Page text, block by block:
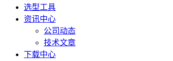
选型工具
资讯中心
公司动态
技术文章
下载中心